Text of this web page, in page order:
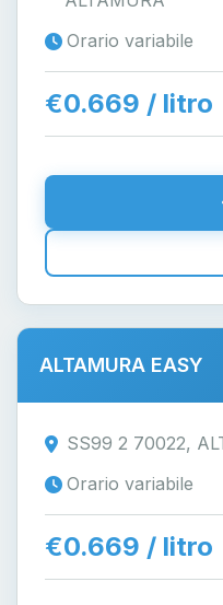
Orario variabile
€0.669 / litro
ALTAMURA EASY
SS99 2 70022,
Orario variabile
€0.669 / litro